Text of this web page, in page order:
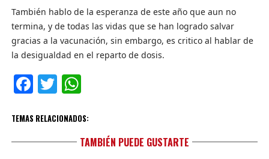
También hablo de la esperanza de este año que aun no
termina, y de todas las vidas que se han logrado salvar
gracias a la vacunación, sin embargo, es critico al hablar de
la desigualdad en el reparto de dosis.
Facebook
TwitterWhatsApp
TEMAS RELACIONADOS:
TAMBIÉN PUEDE GUSTARTE